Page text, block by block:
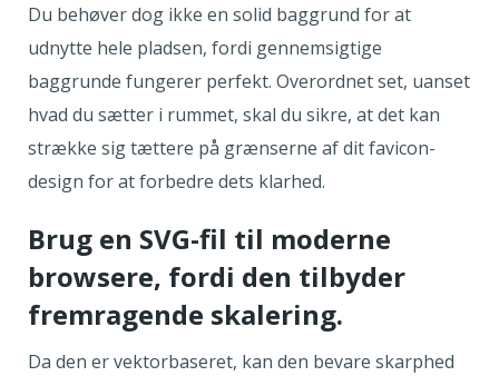
Du behøver dog ikke en solid baggrund for at
udnytte hele pladsen, fordi gennemsigtige
baggrunde fungerer perfekt. Overordnet set, uanset
hvad du sætter i rummet, skal du sikre, at det kan
strække sig tættere på grænserne af dit favicon-
design for at forbedre dets klarhed.
Brug en SVG-fil til moderne
browsere, fordi den tilbyder
fremragende skalering.
Da den er vektorbaseret, kan den bevare skarphed